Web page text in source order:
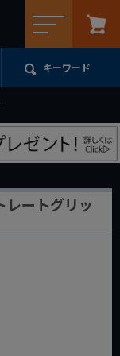
キーワード
レートグリッ